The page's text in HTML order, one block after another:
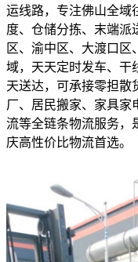
运线路，专注佛山全域
度、仓储分拣、末端派
区、渝中区、大渡口区
域，天天定时发车、干
天送达，可承接零担散
厂、居民搬家、家具家
流等全链条物流服务，
庆高性价比物流首选。